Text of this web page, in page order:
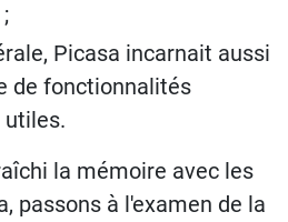
Picasa incarnait aussi
de fonctionnalités
la mémoire avec les
passons à l'examen de la